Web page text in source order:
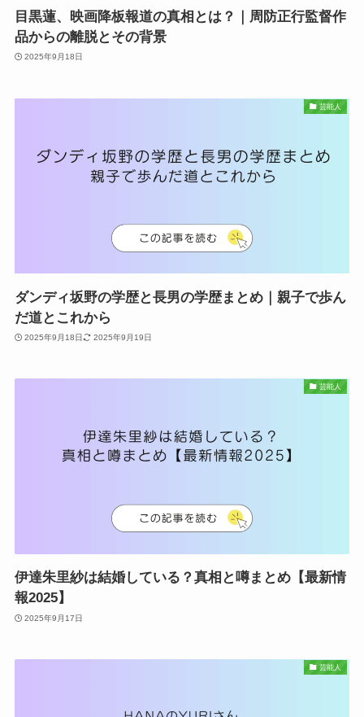
目黒蓮、映画降板報道の真相とは？｜周防正行監督作
品からの離脱とその背景
2025年9月18日
芸能人
ダンディ坂野の学歴と長男の学歴まとめ｜親子で歩ん
だ道とこれから
2025年9月18日 2025年9月19日
芸能人
伊達朱里紗は結婚している？真相と噂まとめ【最新情
報2025】
2025年9月17日
芸能人